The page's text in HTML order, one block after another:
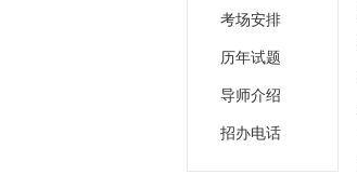
考场安排
历年试题
导师介绍
招办电话